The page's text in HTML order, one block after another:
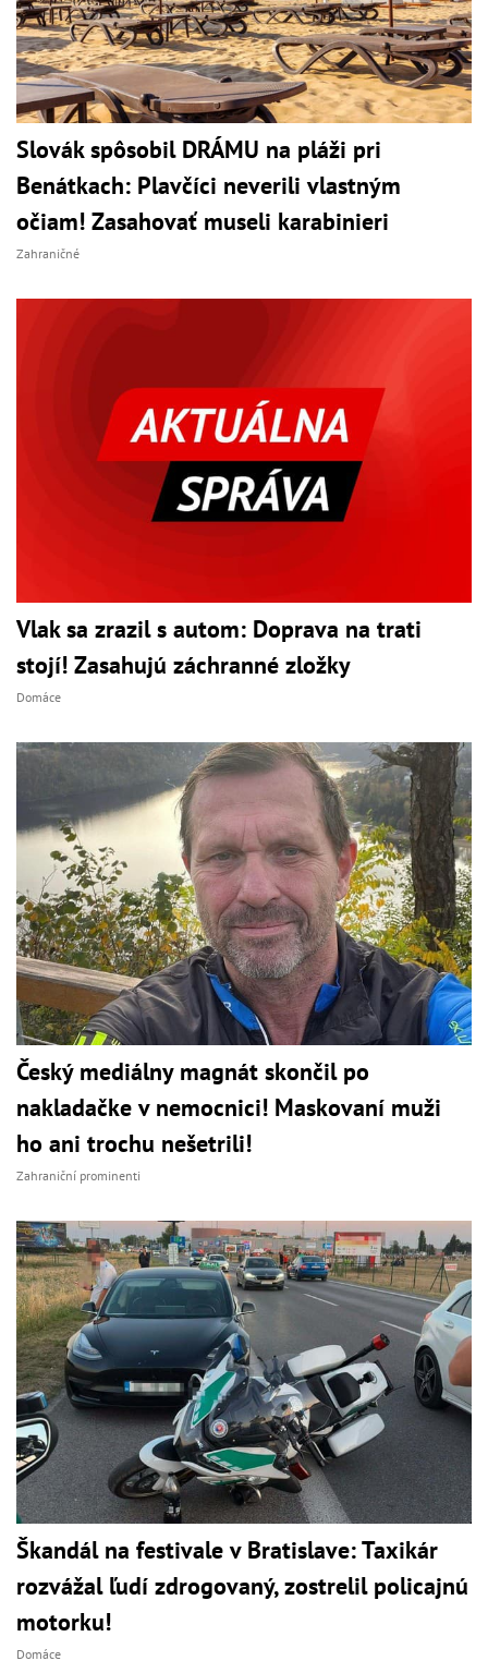
Slovák spôsobil DRÁMU na pláži pri
Benátkach: Plavčíci neverili vlastným
očiam! Zasahovať museli karabinieri
Zahraničné
Vlak sa zrazil s autom: Doprava na trati
stojí! Zasahujú záchranné zložky
Domáce
Český mediálny magnát skončil po
nakladačke v nemocnici! Maskovaní muži
ho ani trochu nešetrili!
Zahraniční prominenti
Škandál na festivale v Bratislave: Taxikár
rozvážal ľudí zdrogovaný, zostrelil policajnú
motorku!
Domáce